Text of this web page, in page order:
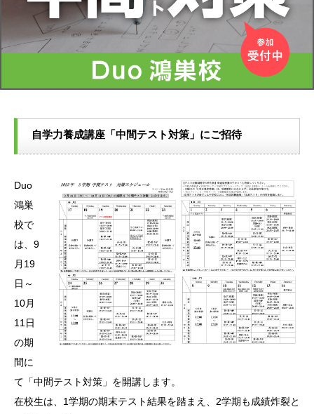
自学力養成講座「中間テスト対策」にご招待
Duo
鴻巣
校で
は、9
月19
日～
10月
11日
の期
間に
て「中間テスト対策」を開講します。
在校生は、1学期の期末テスト結果を踏まえ、2学期も成績炸裂と